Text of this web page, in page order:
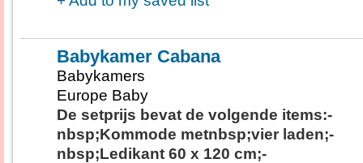
Babykamer Cabana
Babykamers
Europe Baby
De setprijs bevat de volgende items:-
nbsp;Kommode metnbsp;vier laden;-
nbsp;Ledikant 60 x 120 cm;-